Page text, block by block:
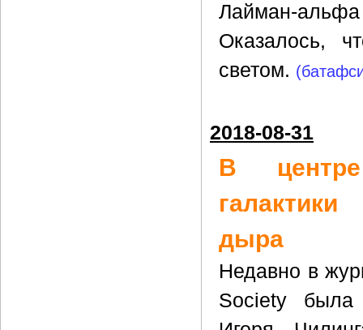
Лайман-
Оказалось,
светом.
2018-08-31
В центре
дыра
Недавно в
Society была